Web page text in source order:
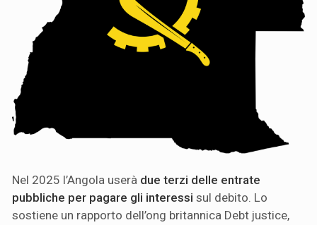
Nel 2025 l’Angola userà due terzi delle entrate
pubbliche per pagare gli interessi sul debito. Lo
sostiene un rapporto dell’ong britannica Debt justice,